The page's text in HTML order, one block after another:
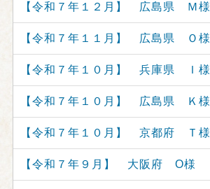
【令和７年１２月】 広島県 Ｍ様
【令和７年１１月】 広島県 Ｏ様
【令和７年１０月】 兵庫県 Ｉ様
【令和７年１０月】 広島県 Ｋ様
【令和７年１０月】 京都府 Ｔ様
【令和７年９月】 大阪府 O様